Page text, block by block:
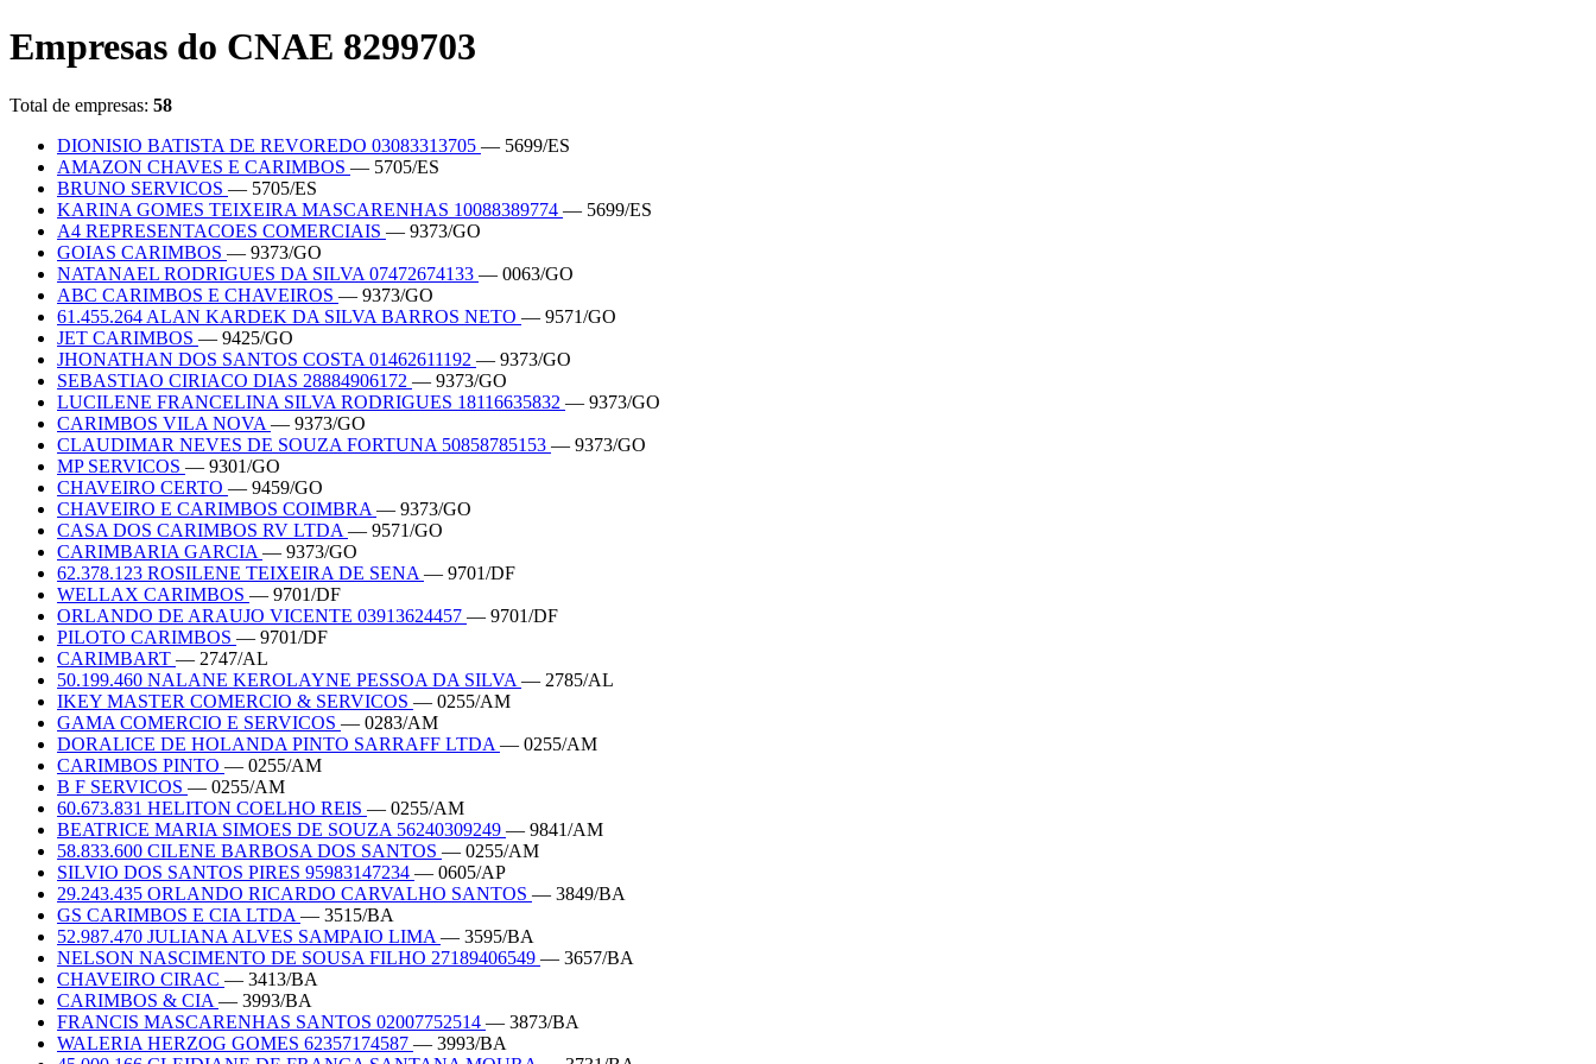
Empresas do CNAE 8299703
Total de empresas: 58
DIONISIO BATISTA DE REVOREDO 03083313705 — 5699/ES
AMAZON CHAVES E CARIMBOS — 5705/ES
BRUNO SERVICOS — 5705/ES
KARINA GOMES TEIXEIRA MASCARENHAS 10088389774 — 5699/ES
A4 REPRESENTACOES COMERCIAIS — 9373/GO
GOIAS CARIMBOS — 9373/GO
NATANAEL RODRIGUES DA SILVA 07472674133 — 0063/GO
ABC CARIMBOS E CHAVEIROS — 9373/GO
61.455.264 ALAN KARDEK DA SILVA BARROS NETO — 9571/GO
JET CARIMBOS — 9425/GO
JHONATHAN DOS SANTOS COSTA 01462611192 — 9373/GO
SEBASTIAO CIRIACO DIAS 28884906172 — 9373/GO
LUCILENE FRANCELINA SILVA RODRIGUES 18116635832 — 9373/GO
CARIMBOS VILA NOVA — 9373/GO
CLAUDIMAR NEVES DE SOUZA FORTUNA 50858785153 — 9373/GO
MP SERVICOS — 9301/GO
CHAVEIRO CERTO — 9459/GO
CHAVEIRO E CARIMBOS COIMBRA — 9373/GO
CASA DOS CARIMBOS RV LTDA — 9571/GO
CARIMBARIA GARCIA — 9373/GO
62.378.123 ROSILENE TEIXEIRA DE SENA — 9701/DF
WELLAX CARIMBOS — 9701/DF
ORLANDO DE ARAUJO VICENTE 03913624457 — 9701/DF
PILOTO CARIMBOS — 9701/DF
CARIMBART — 2747/AL
50.199.460 NALANE KEROLAYNE PESSOA DA SILVA — 2785/AL
IKEY MASTER COMERCIO & SERVICOS — 0255/AM
GAMA COMERCIO E SERVICOS — 0283/AM
DORALICE DE HOLANDA PINTO SARRAFF LTDA — 0255/AM
CARIMBOS PINTO — 0255/AM
B F SERVICOS — 0255/AM
60.673.831 HELITON COELHO REIS — 0255/AM
BEATRICE MARIA SIMOES DE SOUZA 56240309249 — 9841/AM
58.833.600 CILENE BARBOSA DOS SANTOS — 0255/AM
SILVIO DOS SANTOS PIRES 95983147234 — 0605/AP
29.243.435 ORLANDO RICARDO CARVALHO SANTOS — 3849/BA
GS CARIMBOS E CIA LTDA — 3515/BA
52.987.470 JULIANA ALVES SAMPAIO LIMA — 3595/BA
NELSON NASCIMENTO DE SOUSA FILHO 27189406549 — 3657/BA
CHAVEIRO CIRAC — 3413/BA
CARIMBOS & CIA — 3993/BA
FRANCIS MASCARENHAS SANTOS 02007752514 — 3873/BA
WALERIA HERZOG GOMES 62357174587 — 3993/BA